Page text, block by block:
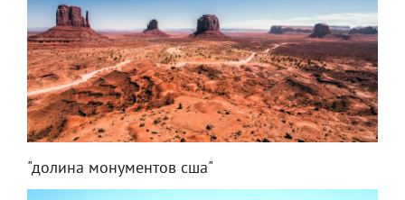
"долина монументов сша"